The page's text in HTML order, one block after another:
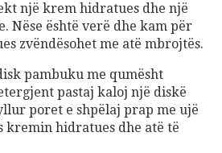
një krem hidratues dhe një
Nëse është verë dhe kam për
zvëndësohet me atë mbrojtës.
pambuku me qumësht
pastaj kaloj një diskë
poret e shpëlaj prap me ujë
kremin hidratues dhe atë të